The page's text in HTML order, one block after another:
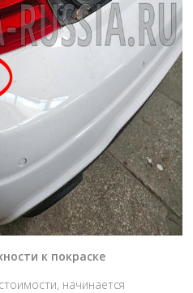
к покраске
начинается